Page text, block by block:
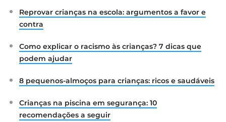
Reprovar crianças na escola: argumentos a favor e
contra
Como explicar o racismo às crianças? 7 dicas que
podem ajudar
8 pequenos-almoços para crianças: ricos e saudáveis
Crianças na piscina em segurança: 10
recomendações a seguir